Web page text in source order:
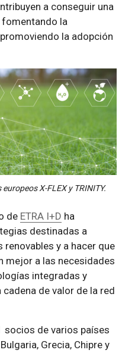
a conseguir una
fomentando la
la adopción
X-FLEX y TRINITY.
de ETRA I+D ha
destinadas a
y a hacer que
mejor a las necesidades
integradas y
de valor de la red
socios de varios países
Grecia, Chipre y